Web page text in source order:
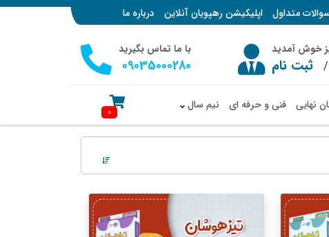
متداول اپلیکیشن رهپویان آنلاین درباره ما
خوش آمدید
/ثبت نام
با ما تماس بگیرید
09035000280
نهایی فنی و حرفه ای نیم سال 0